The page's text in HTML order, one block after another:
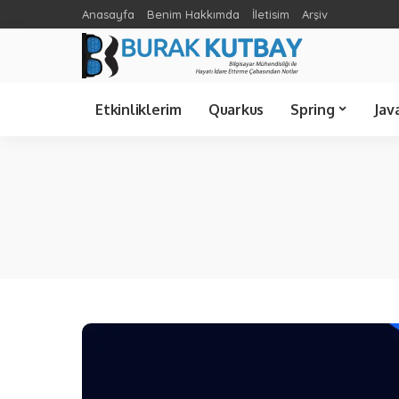
Anasayfa Benim Hakkımda İletisim Arşiv
Etkinliklerim Quarkus Spring
Spring Cloud